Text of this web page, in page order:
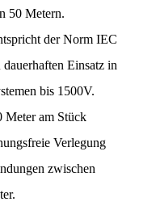
50 Metern.
der Norm IEC
Einsatz in
bis 1500V.
Meter am Stück
Verlegung
zwischen